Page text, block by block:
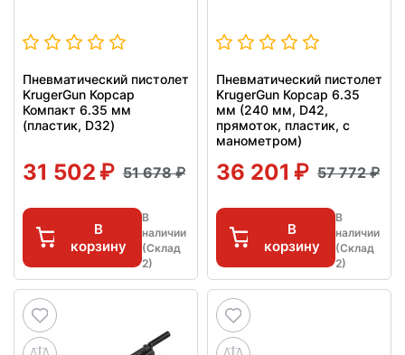
Пневматический пистолет
KrugerGun Корсар
Компакт 6.35 мм
(пластик, D32)
31 502 51 678
В
корзину
В
наличии
(Склад
2)
Пневматический пистолет
KrugerGun Корсар 6.35
мм (240 мм, D42,
прямоток, пластик, с
манометром)
36 201 57 772
В
корзину
В
наличии
(Склад
2)